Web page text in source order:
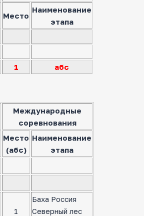
Место
Наименование
этапа
1 абс
Международные
соревнования
Место
(абс)
Наименование
этапа
1
Баха Россия
Северный лес